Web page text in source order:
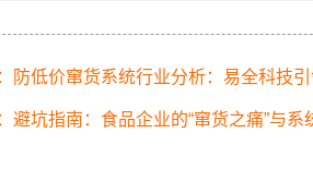
防低价窜货系统行业分析：易全科技
避坑指南：食品企业的“窜货之痛”与系